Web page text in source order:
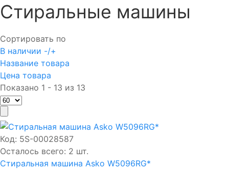
Стиральные машины
Сортировать по
В наличии -/+
Название товара
Цена товара
Показано 1 - 13 из 13
Код: 5S-00028587
Осталось всего: 2 шт.
Стиральная машина Asko W5096RG*